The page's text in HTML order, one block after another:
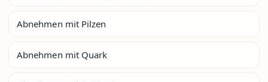
Abnehmen mit Pilzen
Abnehmen mit Quark